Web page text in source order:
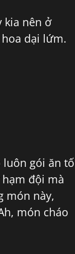
kia nên ở
dại lứm.
gói ăn
đội mà
món này,
món cháo